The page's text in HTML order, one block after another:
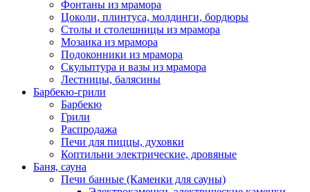
Фонтаны из мрамора
Цоколи, плинтуса, молдинги, бордюры
Столы и столешницы из мрамора
Мозаика из мрамора
Подоконники из мрамора
Скульптура и вазы из мрамора
Лестницы, балясины
Барбекю-грили
Барбекю
Грили
Распродажа
Печи для пиццы, духовки
Коптильни электрические, дровяные
Баня, сауна
Печи банные (Каменки для сауны)